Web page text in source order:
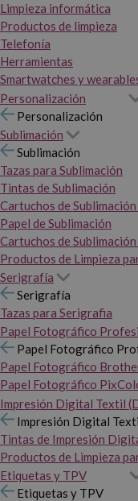
Limpieza informática
Productos de limpieza
Telefonía
Herramientas
Smartwatches y
Personalización
Personalización
Sublimación
Sublimación
Tazas para Sublimación
Tintas de Sublimación
Cartuchos de
Papel de Sublimación
Cartuchos de
Productos de Limpieza
Serigrafía
Serigrafía
Tazas para Serigrafia
Papel Fotográfico
Papel Fotográfico
Papel Fotográfico
Papel Fotográfico
Impresión Digital Textil
Impresión Digital
Tintas de Impresión
Productos de Limpieza
Etiquetas y TPV
Etiquetas y TPV